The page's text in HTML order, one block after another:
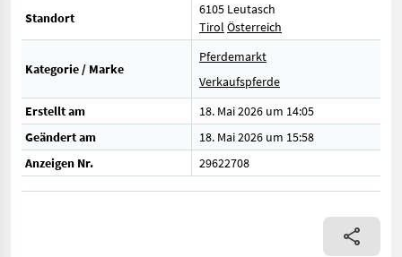
Standort
6105 Leutasch
Tirol Österreich
Kategorie / Marke
Pferdemarkt
Verkaufspferde
Erstellt am
18. Mai 2026 um 14:05
Geändert am
18. Mai 2026 um 15:58
Anzeigen Nr.
29622708